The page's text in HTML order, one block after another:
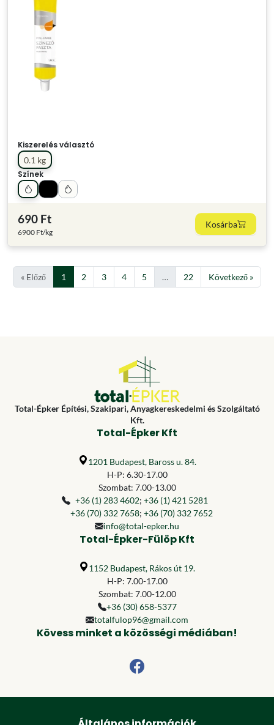
Kiszerelés választó
0.1 kg
Színek
690 Ft
6900 Ft/kg
Kosárba
« Előző 1 2 3 4 5 … 22 Következő »
Total-Épker Építési, Szakipari, Anyagkereskedelmi és Szolgáltató
Kft.
Total-Épker Kft
1201 Budapest, Baross u. 84.
H-P: 6.30-17.00
Szombat: 7.00-13.00
+36 (1) 283 4602; +36 (1) 421 5281
+36 (70) 332 7658; +36 (70) 332 7652
info@total-epker.hu
Total-Épker-Fülöp Kft
1152 Budapest, Rákos út 19.
H-P: 7.00-17.00
Szombat: 7.00-12.00
+36 (30) 658-5377
totalfulop96@gmail.com
Kövess minket a közösségi médiában!